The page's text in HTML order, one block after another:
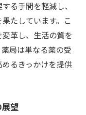
する職場の魅力
りがい
パスの探求
ント
めのコミュニ
る手間を軽減し、
たしています。こ
革し、生活の質を
局は単なる薬の受
るきっかけを提供
望